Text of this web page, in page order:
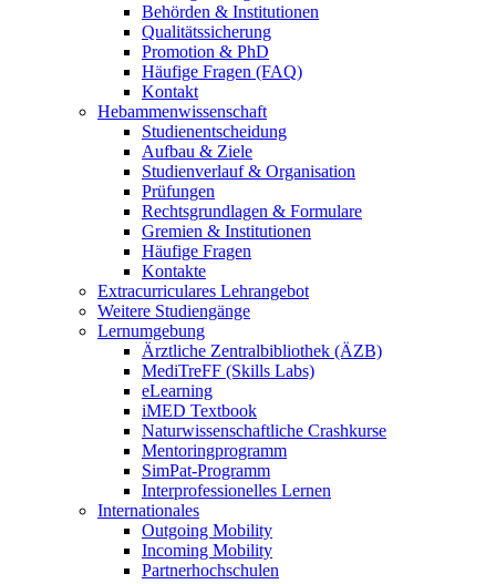
Behörden & Institutionen
Qualitätssicherung
Promotion & PhD
Häufige Fragen (FAQ)
Kontakt
Hebammenwissenschaft
Studienentscheidung
Aufbau & Ziele
Studienverlauf & Organisation
Prüfungen
Rechtsgrundlagen & Formulare
Gremien & Institutionen
Häufige Fragen
Kontakte
Extracurriculares Lehrangebot
Weitere Studiengänge
Lernumgebung
Ärztliche Zentralbibliothek (ÄZB)
MediTreFF (Skills Labs)
eLearning
iMED Textbook
Naturwissenschaftliche Crashkurse
Mentoringprogramm
SimPat-Programm
Interprofessionelles Lernen
Internationales
Outgoing Mobility
Incoming Mobility
Partnerhochschulen